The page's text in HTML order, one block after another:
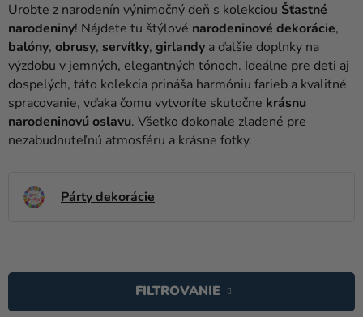
Párty
Výzdoba
a
doplnky
Karnevalové
Oblečenie
Novinky
Urobte z narodenín výnimočný deň s kolekciou Šťastné
narodeniny! Nájdete tu štýlové narodeninové dekorácie,
balóny, obrusy, servítky, girlandy a ďalšie doplnky na
výzdobu v jemných, elegantných tónoch. Ideálne pre deti aj
dospelých, táto kolekcia prináša harmóniu farieb a kvalitné
spracovanie, vďaka čomu vytvoríte skutočne krásnu
narodeninovú oslavu. Všetko dokonale zladené pre
nezabudnuteľnú atmosféru a krásne fotky.
Párty dekorácie
FILTROVANIE
Ý
P